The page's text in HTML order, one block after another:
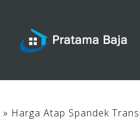
» Harga Atap Spandek